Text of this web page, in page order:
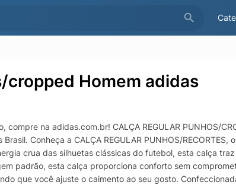
cropped Homem adidas
compre na adidas.com.br! CALÇA REGULAR PUNHOS/
Conheça a CALÇA REGULAR PUNHOS/
crua das silhuetas clássicas do futebol, esta calça
padrão, esta calça proporciona conforto sem
que você ajuste o caimento ao seu gosto.